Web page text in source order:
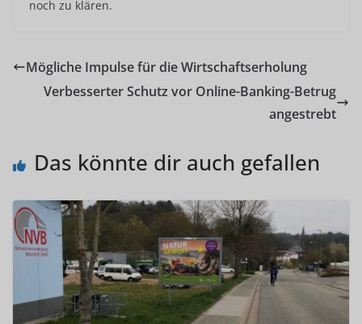
noch zu klären.
Mögliche Impulse für die Wirtschaftserholung
Verbesserter Schutz vor Online-Banking-Betrug
angestrebt
Das könnte dir auch gefallen